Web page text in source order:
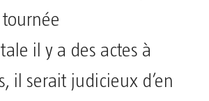
il y a des actes à
il serait judicieux d’en